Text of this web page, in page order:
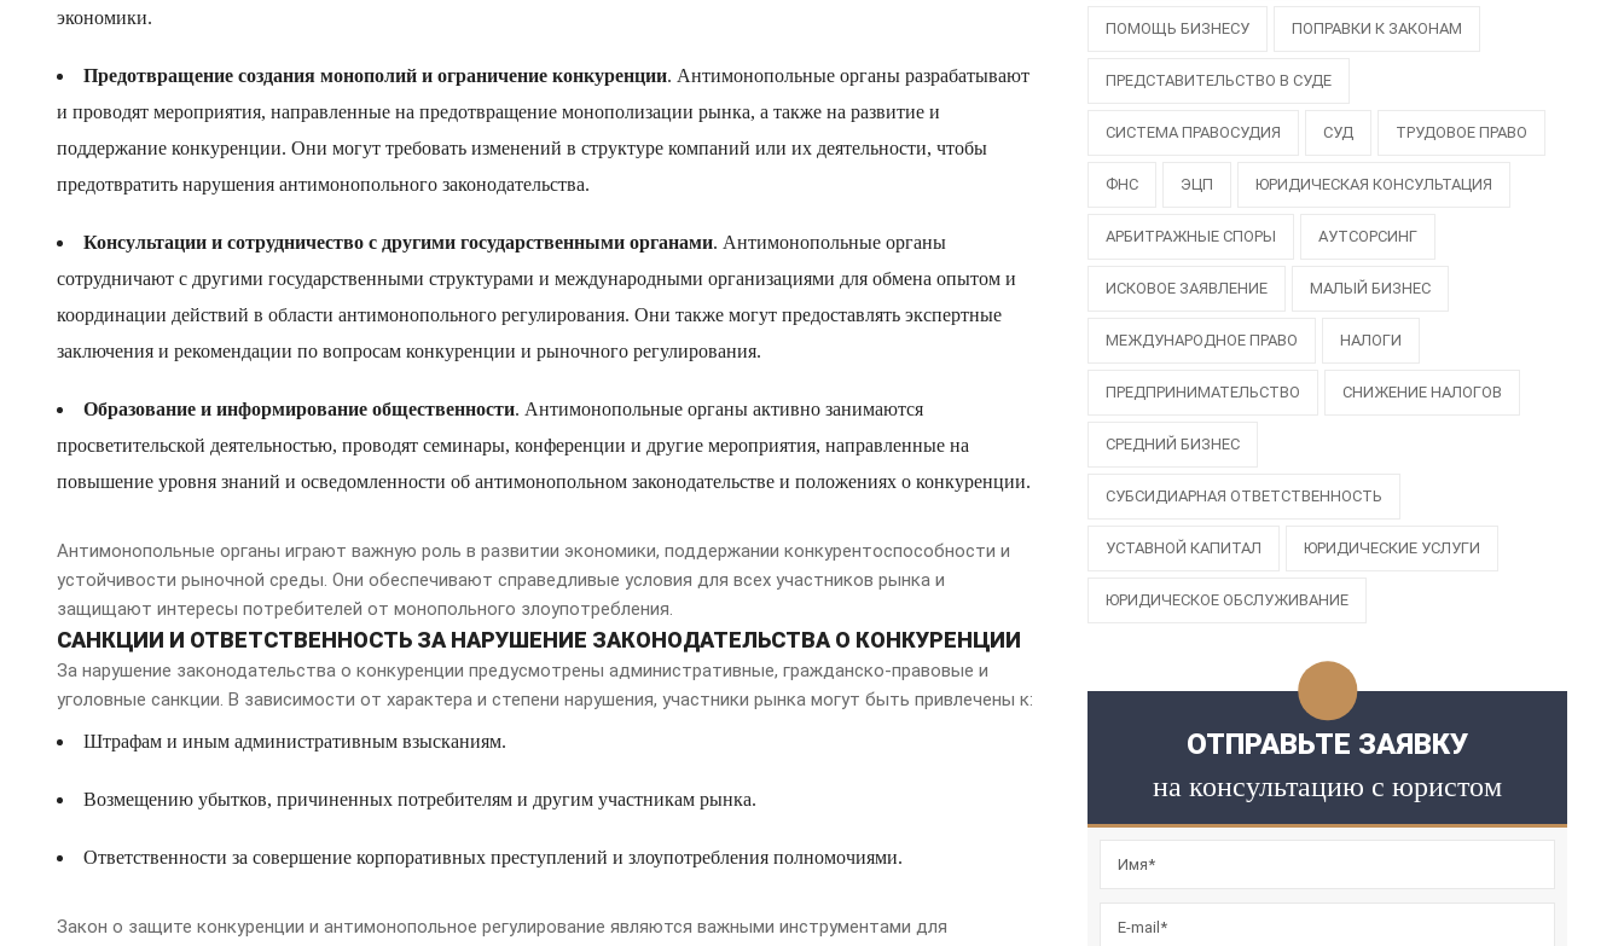
экономики.
Предотвращение создания монополий и ограничение конкуренции. Антимонопольные органы разрабатывают
и проводят мероприятия, направленные на предотвращение монополизации рынка, а также на развитие и
поддержание конкуренции. Они могут требовать изменений в структуре компаний или их деятельности, чтобы
предотвратить нарушения антимонопольного законодательства.
Консультации и сотрудничество с другими государственными органами. Антимонопольные органы
сотрудничают с другими государственными структурами и международными организациями для обмена опытом и
координации действий в области антимонопольного регулирования. Они также могут предоставлять экспертные
заключения и рекомендации по вопросам конкуренции и рыночного регулирования.
Образование и информирование общественности. Антимонопольные органы активно занимаются
просветительской деятельностью, проводят семинары, конференции и другие мероприятия, направленные на
повышение уровня знаний и осведомленности об антимонопольном законодательстве и положениях о конкуренции.
Антимонопольные органы играют важную роль в развитии экономики, поддержании конкурентоспособности и
устойчивости рыночной среды. Они обеспечивают справедливые условия для всех участников рынка и
защищают интересы потребителей от монопольного злоупотребления.
САНКЦИИ И ОТВЕТСТВЕННОСТЬ ЗА НАРУШЕНИЕ ЗАКОНОДАТЕЛЬСТВА О КОНКУРЕНЦИИ
За нарушение законодательства о конкуренции предусмотрены административные, гражданско-правовые и
уголовные санкции. В зависимости от характера и степени нарушения, участники рынка могут быть привлечены к:
Штрафам и иным административным взысканиям.
Возмещению убытков, причиненных потребителям и другим участникам рынка.
Ответственности за совершение корпоративных преступлений и злоупотребления полномочиями.
Закон о защите конкуренции и антимонопольное регулирование являются важными инструментами для
ПОМОЩЬ БИЗНЕСУ ПОПРАВКИ К ЗАКОНАМ
ПРЕДСТАВИТЕЛЬСТВО В СУДЕ
СИСТЕМА ПРАВОСУДИЯ СУД ТРУДОВОЕ ПРАВО
ФНС ЭЦП ЮРИДИЧЕСКАЯ КОНСУЛЬТАЦИЯ
АРБИТРАЖНЫЕ СПОРЫ АУТСОРСИНГ
ИСКОВОЕ ЗАЯВЛЕНИЕ МАЛЫЙ БИЗНЕС
МЕЖДУНАРОДНОЕ ПРАВО НАЛОГИ
ПРЕДПРИНИМАТЕЛЬСТВО СНИЖЕНИЕ НАЛОГОВ
СРЕДНИЙ БИЗНЕС
СУБСИДИАРНАЯ ОТВЕТСТВЕННОСТЬ
УСТАВНОЙ КАПИТАЛ ЮРИДИЧЕСКИЕ УСЛУГИ
ЮРИДИЧЕСКОЕ ОБСЛУЖИВАНИЕ
ОТПРАВЬТЕ ЗАЯВКУ
на консультацию с юристом